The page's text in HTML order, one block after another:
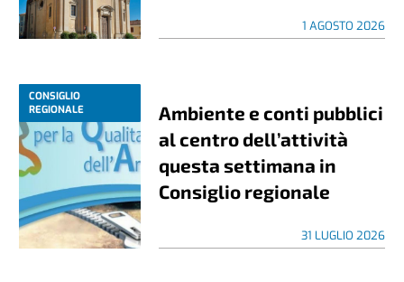
1 AGOSTO 2026
CONSIGLIO
REGIONALE
Ambiente e conti pubblici
al centro dell’attività
questa settimana in
Consiglio regionale
31 LUGLIO 2026